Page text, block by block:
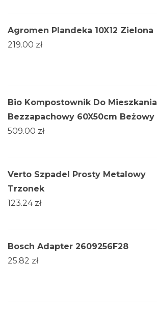
Agromen Plandeka 10X12 Zielona
219.00 zł
Bio Kompostownik Do Mieszkania
Bezzapachowy 60X50cm Beżowy
509.00 zł
Verto Szpadel Prosty Metalowy
Trzonek
123.24 zł
Bosch Adapter 2609256F28
25.82 zł